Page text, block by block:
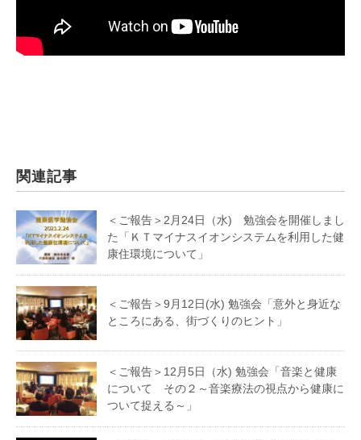
関連記事
＜ご報告＞2月24日（水) 勉強会を開催しまし
た「ＫＴマイナスイオンシステムを利用した健
康住環境について」
＜ご報告＞9月12日(水) 勉強会「意外と身近な
ところにある、街づくりのヒント」
＜ご報告＞12月5日（水) 勉強会「音楽と健康
について その２～音楽療法の視点から健康に
ついて捉える～」